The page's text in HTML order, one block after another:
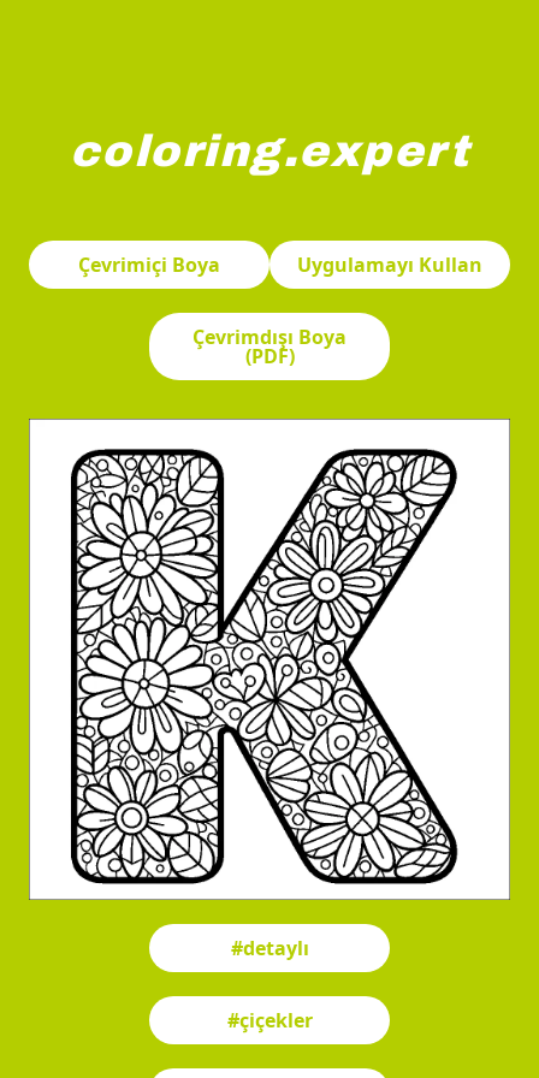
coloring.expert
Çevrimiçi Boya
Uygulamayı Kullan
Çevrimdışı Boya
(PDF)
#detaylı
#çiçekler